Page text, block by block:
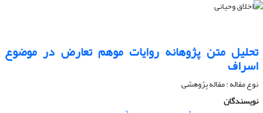
تحلیل متن پژوهانه روایات موهم تعارض در موضوع
اسراف
نوع مقاله : مقاله پژوهشی
نویسندگان